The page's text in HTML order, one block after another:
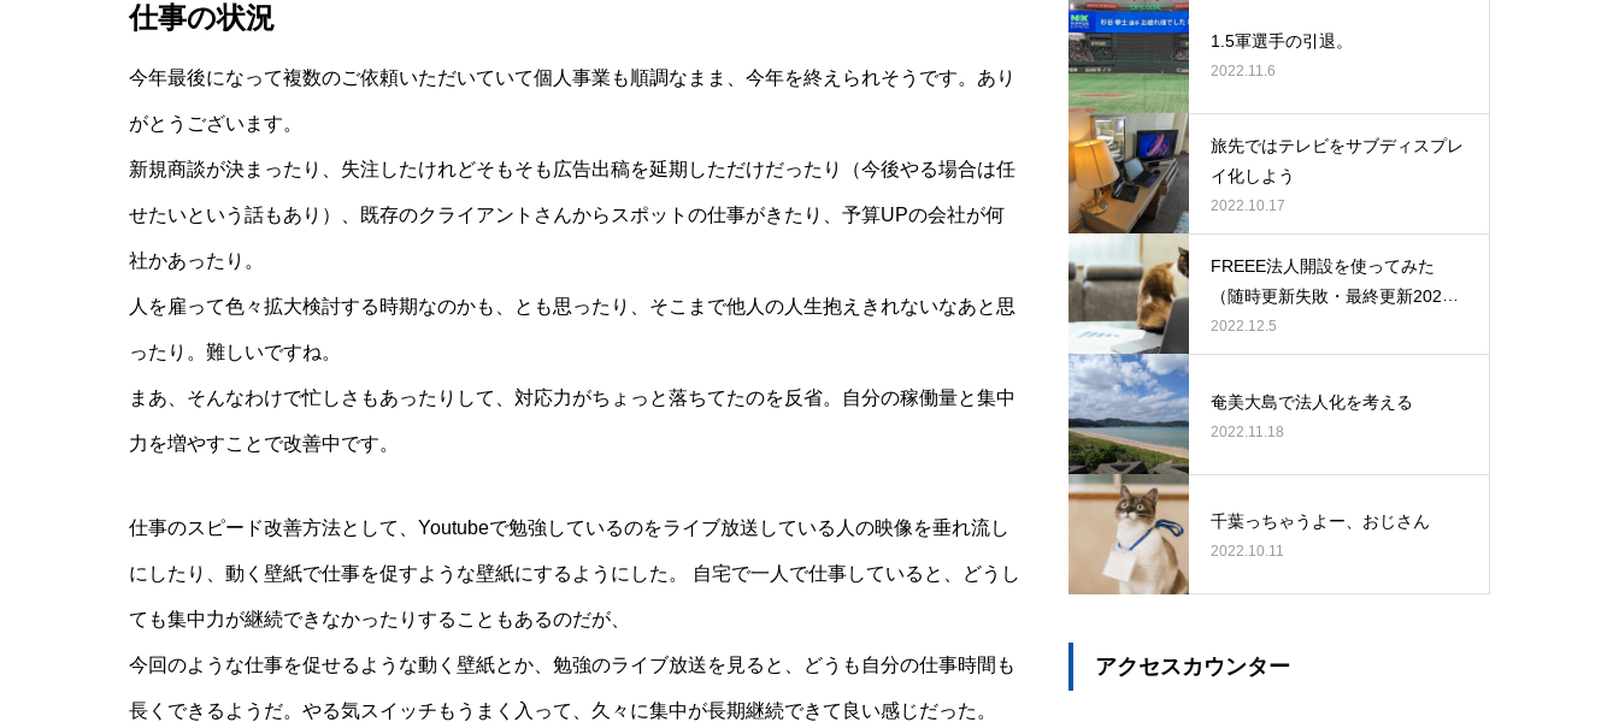
仕事の状況
今年最後になって複数のご依頼いただいていて個人事業も順調なまま、今年を終えられそうです。あり
がとうございます。
新規商談が決まったり、失注したけれどそもそも広告出稿を延期しただけだったり（今後やる場合は任
せたいという話もあり）、既存のクライアントさんからスポットの仕事がきたり、予算UPの会社が何
社かあったり。
人を雇って色々拡大検討する時期なのかも、とも思ったり、そこまで他人の人生抱えきれないなあと思
ったり。難しいですね。
まあ、そんなわけで忙しさもあったりして、対応力がちょっと落ちてたのを反省。自分の稼働量と集中
力を増やすことで改善中です。
仕事のスピード改善方法として、Youtubeで勉強しているのをライブ放送している人の映像を垂れ流し
にしたり、動く壁紙で仕事を促すような壁紙にするようにした。 自宅で一人で仕事していると、どうし
ても集中力が継続できなかったりすることもあるのだが、
今回のような仕事を促せるような動く壁紙とか、勉強のライブ放送を見ると、どうも自分の仕事時間も
長くできるようだ。やる気スイッチもうまく入って、久々に集中が長期継続できて良い感じだった。
1.5軍選手の引退。
2022.11.6
旅先ではテレビをサブディスプレ
イ化しよう
2022.10.17
FREEE法人開設を使ってみた
（随時更新失敗・最終更新2022/1
2/5）
2022.12.5
奄美大島で法人化を考える
2022.11.18
千葉っちゃうよー、おじさん
2022.10.11
アクセスカウンター